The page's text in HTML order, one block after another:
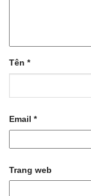
Tên *
Email *
Trang web